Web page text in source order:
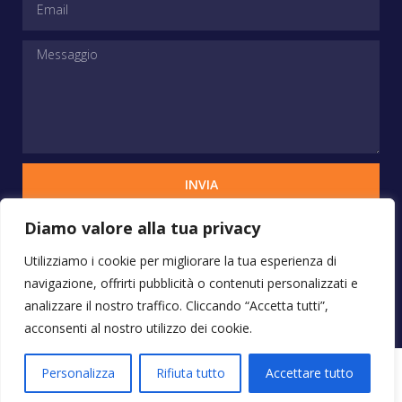
Diamo valore alla tua privacy
Utilizziamo i cookie per migliorare la tua esperienza di
navigazione, offrirti pubblicità o contenuti personalizzati e
analizzare il nostro traffico. Cliccando “Accetta tutti”,
acconsenti al nostro utilizzo dei cookie.
Personalizza Rifiuta tutto Accettare tutto
INVIA
Copyrights © 2025 STUDIO VERCHIANI - Tutti i
diritti sono riservati
Progetto by Pubblicita Online Roma– Email:
info@pubblicitaonlineroma.com